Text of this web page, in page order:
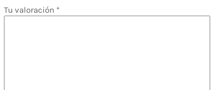
Tu valoración *